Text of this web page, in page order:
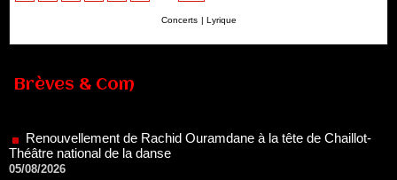
Concerts | Lyrique
Brèves & Com
Renouvellement de Rachid Ouramdane à la tête de Chaillot-
Nomination de Jérôme Montchal à la direction du Phénix,
Scène nationale de Valenciennes Métropole